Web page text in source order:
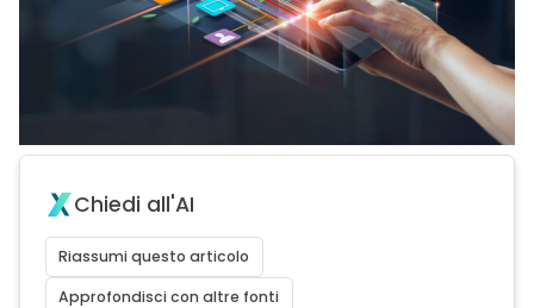
Chiedi all'AI
Riassumi questo articolo
Approfondisci con altre fonti